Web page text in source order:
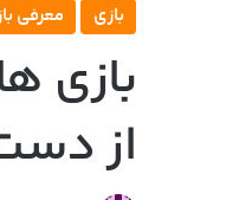
بازی معرفی
از